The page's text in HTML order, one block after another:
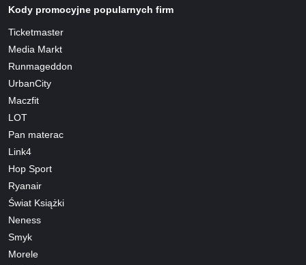
Kody promocyjne popularnych firm
Ticketmaster
Media Markt
Runmageddon
UrbanCity
Maczfit
LOT
Pan materac
Link4
Hop Sport
Ryanair
Świat Książki
Neness
Smyk
Morele